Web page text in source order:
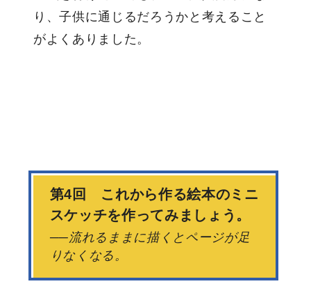
り、子供に通じるだろうかと考えること
がよくありました。
第4回 これから作る絵本のミニ
スケッチを作ってみましょう。
──流れるままに描くとページが足
りなくなる。